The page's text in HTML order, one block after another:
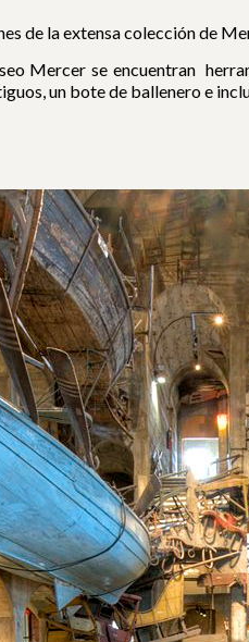
de la extensa colección de
Mercer se encuentran
un bote de ballenero e